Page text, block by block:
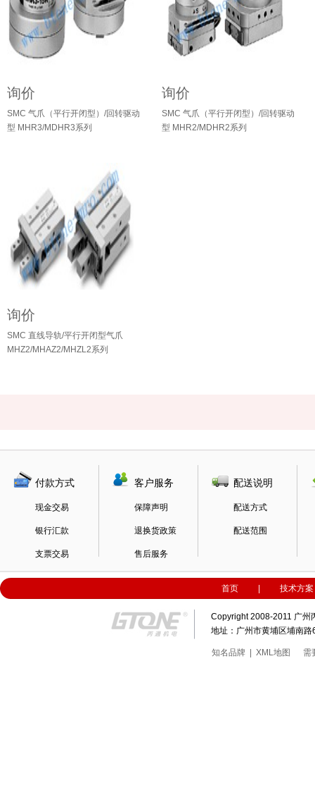
询价
SMC 气爪（平行开闭型）/回转驱动
型 MHR3/MDHR3系列
询价
SMC 气爪（平行开闭型）/回转驱动
型 MHR2/MDHR2系列
询价
SMC 直线导轨/平行开闭型气爪
MHZ2/MHAZ2/MHZL2系列
付款方式
现金交易
银行汇款
支票交易
客户服务
保障声明
退换货政策
售后服务
配送说明
配送方式
配送范围
首页 技术方案
Copyright 2008-2011 广州
地址：广州市黄埔区埔南
知名品牌 XML地图 需